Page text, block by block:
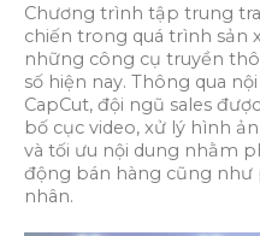
Chương trình tập trung
chiến trong quá trình sản
những công cụ truyền
số hiện nay. Thông qua
CapCut, đội ngũ sales
bố cục video, xử lý hình
và tối ưu nội dung nhằm
động bán hàng cũng như
nhân.